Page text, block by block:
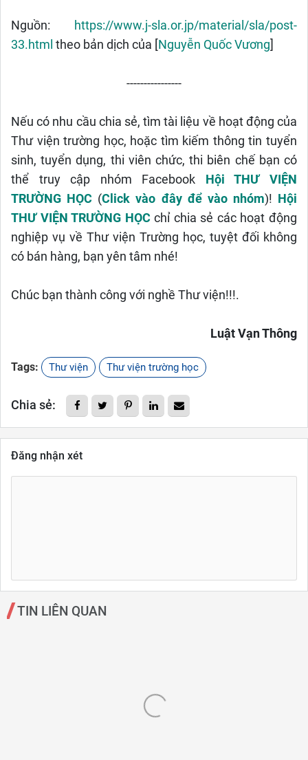
Nguồn: https://www.j-sla.or.jp/material/sla/post-
33.html theo bản dịch của [ Nguyễn Quốc Vương
----------------
Nếu có nhu cầu chia sẻ, tìm tài liệu về hoạt động của
Thư viện trường học, hoặc tìm kiếm thông tin tuyển
sinh, tuyển dụng, thi viên chức, thi biên chế bạn có
thể truy cập nhóm Facebook
Hội THƯ VIỆN
TRƯỜNG HỌC (Click vào đây để vào nhóm)! Hội
THƯ VIỆN TRƯỜNG HỌC chỉ chia sẻ các hoạt động
nghiệp vụ về Thư viện Trường học, tuyệt đối không
có bán hàng, bạn yên tâm nhé!
Chúc bạn thành công với nghề Thư viện!!!.
Luật Vạn Thông
Tags: Thư viện Thư viện trường học
Chia sẻ:
Đăng nhận xét
TIN LIÊN QUAN